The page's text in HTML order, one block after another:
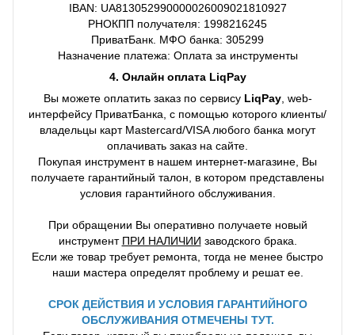
IBAN: UA813052990000026009021810927
РНОКПП получателя: 1998216245
ПриватБанк. МФО банка: 305299
Назначение платежа: Оплата за инструменты
4. Онлайн оплата LiqPay
Вы можете оплатить заказ по сервису LiqPay, web-
интерфейсу ПриватБанка, с помощью которого клиенты/
владельцы карт Mastercard/VISA любого банка могут
оплачивать заказ на сайте.
Покупая инструмент в нашем интернет-магазине, Вы
получаете гарантийный талон, в котором представлены
условия гарантийного обслуживания.
При обращении Вы оперативно получаете новый
инструмент ПРИ НАЛИЧИИ заводского брака.
Если же товар требует ремонта, тогда не менее быстро
наши мастера определят проблему и решат ее.
СРОК ДЕЙСТВИЯ И УСЛОВИЯ ГАРАНТИЙНОГО
ОБСЛУЖИВАНИЯ ОТМЕЧЕНЫ ТУТ.